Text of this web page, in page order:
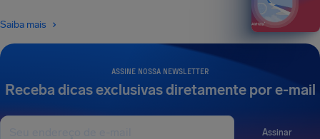
ASSINE NOSSA NEWSLETTER
Receba dicas exclusivas diretamente por e-mail
Assinar
Saiba mais